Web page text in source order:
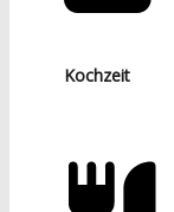
Kochzeit